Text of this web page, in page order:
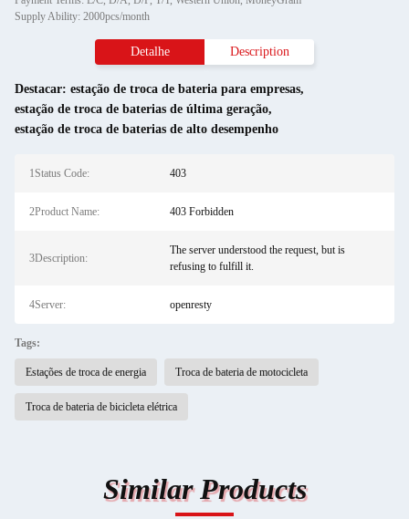
Supply Ability: 2000pcs/month
Detalhe Description
Destacar: estação de troca de bateria para empresas,
estação de troca de baterias de última geração,
estação de troca de baterias de alto desempenho
1Status Code: 403
2Product Name: 403 Forbidden
3Description:
The server understood the request, but is
refusing to fulfill it.
4Server: openresty
Tags:
Estações de troca de energia Troca de bateria de motocicleta
Troca de bateria de bicicleta elétrica
Similar Products